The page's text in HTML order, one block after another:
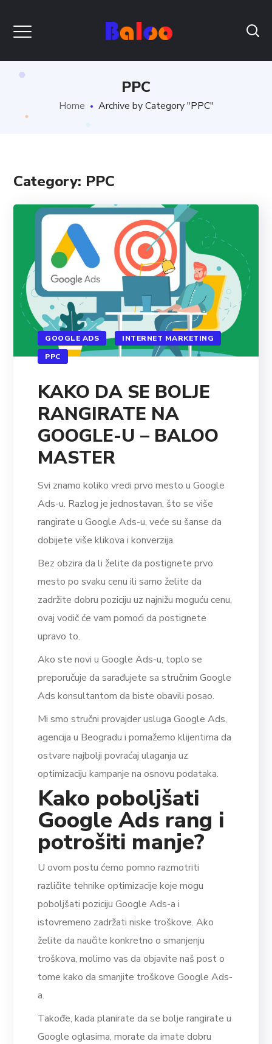
PPC
Home Archive by Category "PPC"
Category: PPC
GOOGLE ADS
INTERNET MARKETING
PPC
KAKO DA SE BOLJE
RANGIRATE NA
GOOGLE-U – BALOO
MASTER
Svi znamo koliko vredi prvo mesto u Google
Ads-u. Razlog je jednostavan, što se više
rangirate u Google Ads-u, veće su šanse da
dobijete više klikova i konverzija.
Bez obzira da li želite da postignete prvo
mesto po svaku cenu ili samo želite da
zadržite dobru poziciju uz najnižu moguću cenu,
ovaj vodič će vam pomoći da postignete
upravo to.
Ako ste novi u Google Ads-u, toplo se
preporučuje da sarađujete sa stručnim Google
Ads konsultantom da biste obavili posao.
Mi smo stručni provajder usluga Google Ads,
agencija u Beogradu i pomažemo klijentima da
ostvare najbolji povraćaj ulaganja uz
optimizaciju kampanje na osnovu podataka.
Kako poboljšati
Google Ads rang i
potrošiti manje?
U ovom postu ćemo pomno razmotriti
različite tehnike optimizacije koje mogu
poboljšati poziciju Google Ads-a i
istovremeno zadržati niske troškove. Ako
želite da naučite konkretno o smanjenju
troškova, molimo vas da objavite naš post o
tome kako da smanjite troškove Google Ads-
a.
Takođe, kada planirate da se bolje rangirate u
Google oglasima, morate da imate dobru